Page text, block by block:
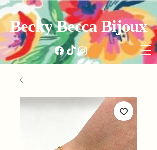
Becky Becca Bijoux